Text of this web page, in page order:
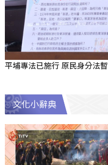
平埔專法已施行 原民身分法
文化小辭典